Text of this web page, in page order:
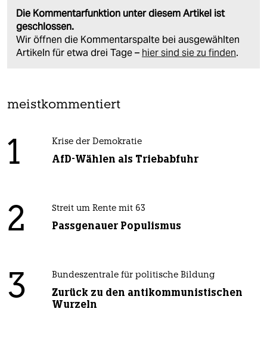
Die Kommentarfunktion unter diesem Artikel ist
geschlossen.
Wir öffnen die Kommentarspalte bei ausgewählten
Artikeln für etwa drei Tage – hier sind sie zu finden.
meistkommentiert
1 Krise der Demokratie
AfD-Wählen als Triebabfuhr
2 Streit um Rente mit 63
Passgenauer Populismus
3 Bundeszentrale für politische Bildung
Zurück zu den antikommunistischen
Wurzeln